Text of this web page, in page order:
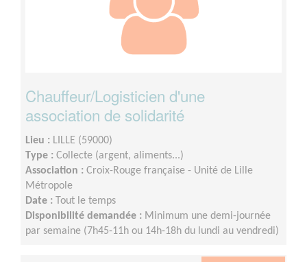
Chauffeur/Logisticien d'une
association de solidarité
Lieu : LILLE (59000)
Type : Collecte (argent, aliments...)
Association : Croix-Rouge française - Unité de Lille
Métropole
Date : Tout le temps
Disponibilité demandée : Minimum une demi-journée
par semaine (7h45-11h ou 14h-18h du lundi au vendredi)